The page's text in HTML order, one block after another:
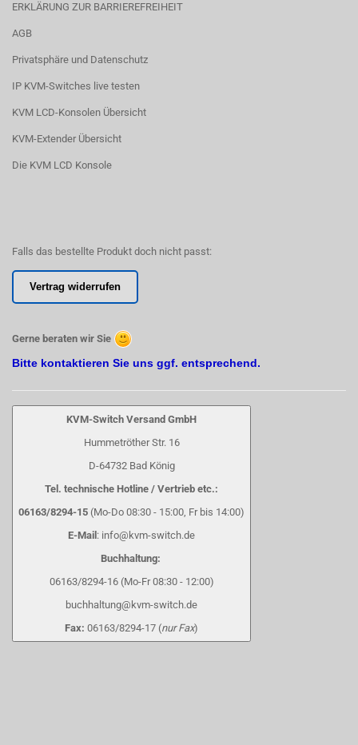
ERKLÄRUNG ZUR BARRIEREFREIHEIT
AGB
Privatsphäre und Datenschutz
IP KVM-Switches live testen
KVM LCD-Konsolen Übersicht
KVM-Extender Übersicht
Die KVM LCD Konsole
Falls das bestellte Produkt doch nicht passt:
Vertrag widerrufen
Gerne beraten wir Sie
Bitte kontaktieren Sie uns ggf. entsprechend.
KVM-Switch Versand GmbH
Hummetröther Str. 16
D-64732 Bad König
Tel. technische Hotline / Vertrieb etc.:
06163/8294-15 (Mo-Do 08:30 - 15:00, Fr bis 14:00)
E-Mail : info@kvm-switch.de
Buchhaltung:
06163/8294-16 (Mo-Fr 08:30 - 12:00)
buchhaltung@kvm-switch.de
Fax: 06163/8294-17 (nur Fax)